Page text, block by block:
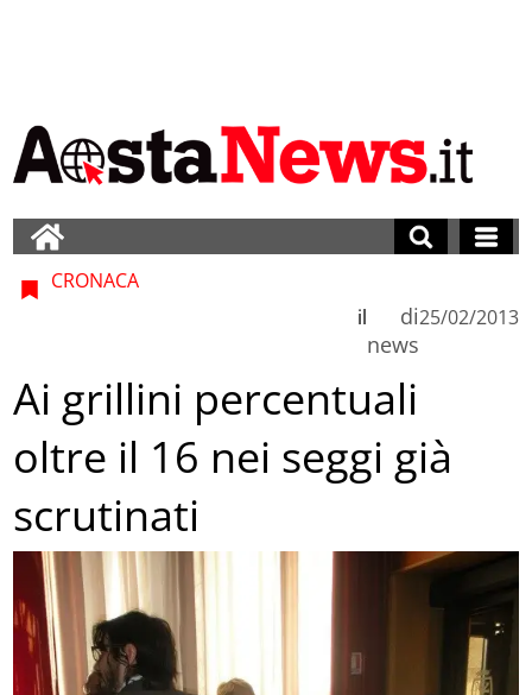
CRONACA
di
news
il 25/02/2013
Ai grillini percentuali
oltre il 16 nei seggi già
scrutinati